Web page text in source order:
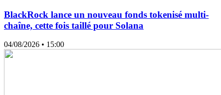
BlackRock lance un nouveau fonds tokenisé multi-
chaîne, cette fois taillé pour Solana
04/08/2026 • 15:00